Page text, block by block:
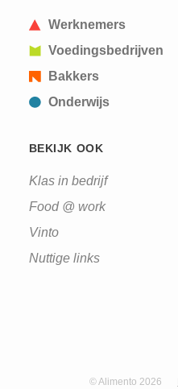
Werknemers
Voedingsbedrijven
Bakkers
Onderwijs
BEKIJK OOK
Klas in bedrijf
Food @ work
Vinto
Nuttige links
© Alimento 2026